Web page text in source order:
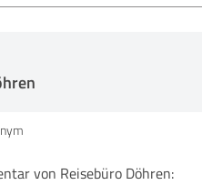
von Reisebüro Döhren: